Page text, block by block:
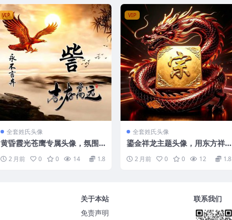
VIP
全套姓氏头像
黄昏霞光苍鹰专属头像，氛围
2 月前 0 0 14 1.8
VIP
全套姓氏头像
鎏金祥龙主题头像，用东方祥
2 月前 0 0 12 1.8
关于本站
免责声明
联系我们